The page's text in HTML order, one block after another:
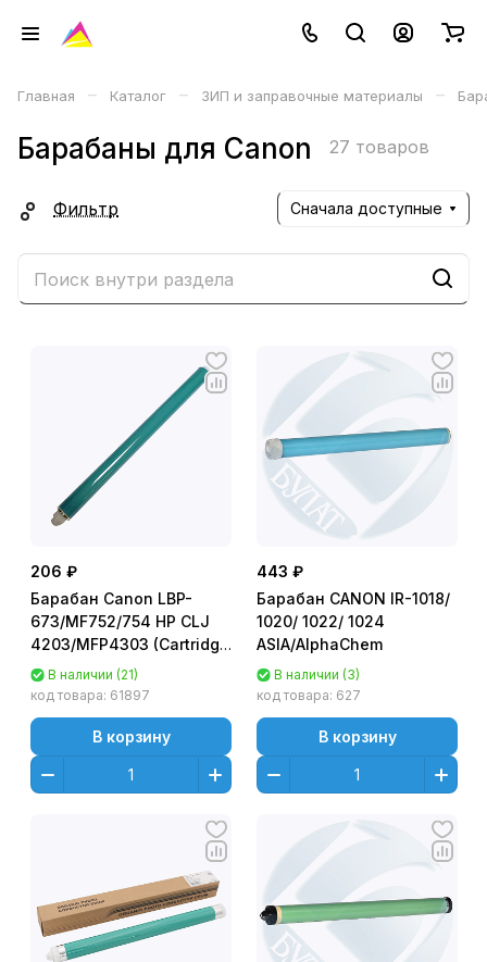
Главная – Каталог – ЗИП и заправочные материалы –
Барабаны для Canon 27 товаров
Фильтр Сначала доступные
206 ₽
Барабан Canon LBP-
673/MF752/754 HP CLJ
4203/MFP4303 (Cartridge
069/W2300) Long Life/
долговечный Golden
В наличии (21)
код товара: 61897
В корзину
443 ₽
Барабан CANON IR-1018/
1020/ 1022/ 1024
ASIA/AlphaChem
В наличии (3)
код товара: 627
В корзину